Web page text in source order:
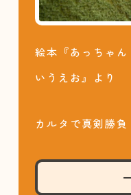
絵本『あっちゃ
いうえお』より
カルタで真剣勝負